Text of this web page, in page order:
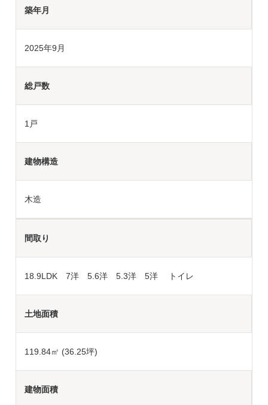
築年月
2025年9月
総戸数
1戸
建物構造
木造
間取り
18.9LDK 7洋 5.6洋 5.3洋 5洋 トイレ
土地面積
119.84㎡ (36.25坪)
建物面積